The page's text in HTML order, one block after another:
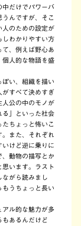
中だけでパワーバ
んですが、そこ
人のための設定が
しわかりやすい方
て、例えば野心あ
個人的な物語を盛
い、組織を描い
がすべて決めすぎ
人公の中のモノが
る」といった社会
ちょっと怖いこ
また、それぞれ
いけど逆に乗りに
、動物の描写とか
います。ラスト
ながら読みまし
もうちょっと長い
アル的な魅力が多
もあるんだけど